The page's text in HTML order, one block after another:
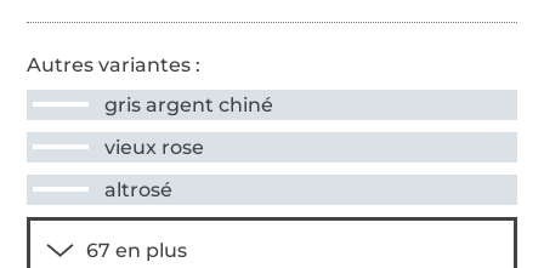
Autres variantes :
gris argent chiné
vieux rose
altrosé